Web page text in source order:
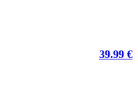
39.99 €